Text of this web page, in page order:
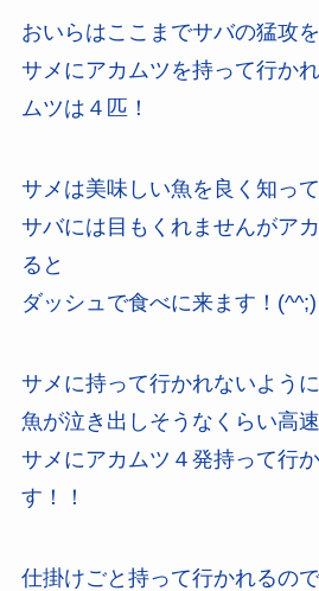
おいらはここまでサバの猛攻
サメにアカムツを持って行か
ムツは４匹！
サメは美味しい魚を良く知っ
サバには目もくれませんがア
ると
ダッシュで食べに来ます！(^^;)
サメに持って行かれないように
魚が泣き出しそうなくらい高
サメにアカムツ４発持って行
す！！
仕掛けごと持って行かれるの